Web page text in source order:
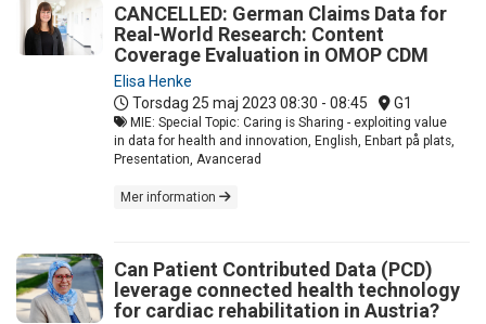
CANCELLED: German Claims Data for
Real-World Research: Content
Coverage Evaluation in OMOP CDM
Elisa Henke
Torsdag 25 maj 2023 08:30 - 08:45 G1
MIE: Special Topic: Caring is Sharing - exploiting value
in data for health and innovation, English, Enbart på plats,
Presentation, Avancerad
Mer information
Can Patient Contributed Data (PCD)
leverage connected health technology
for cardiac rehabilitation in Austria?